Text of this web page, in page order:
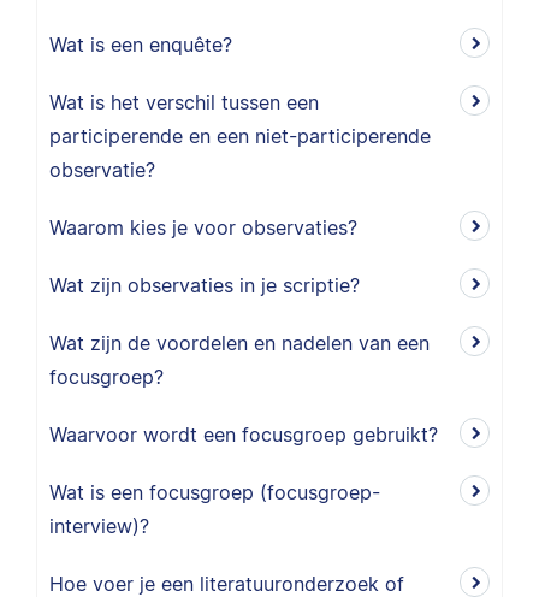
Wat is een enquête?
Wat is het verschil tussen een
participerende en een niet-participerende
observatie?
Waarom kies je voor observaties?
Wat zijn observaties in je scriptie?
Wat zijn de voordelen en nadelen van een
focusgroep?
Waarvoor wordt een focusgroep gebruikt?
Wat is een focusgroep (focusgroep-
interview)?
Hoe voer je een literatuuronderzoek of